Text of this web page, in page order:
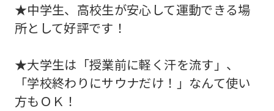
★中学生、高校生が安心して運動できる場
所として好評です！
★大学生は「授業前に軽く汗を流す」、
「学校終わりにサウナだけ！」なんて使い
方もＯＫ！